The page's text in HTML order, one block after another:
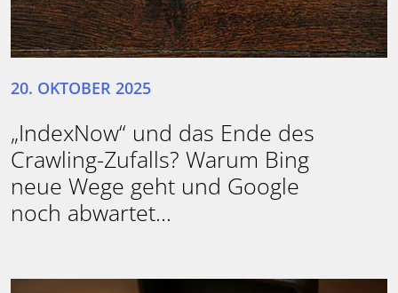
20. OKTOBER 2025
„IndexNow“ und das Ende des
Crawling-Zufalls? Warum Bing
neue Wege geht und Google
noch abwartet…